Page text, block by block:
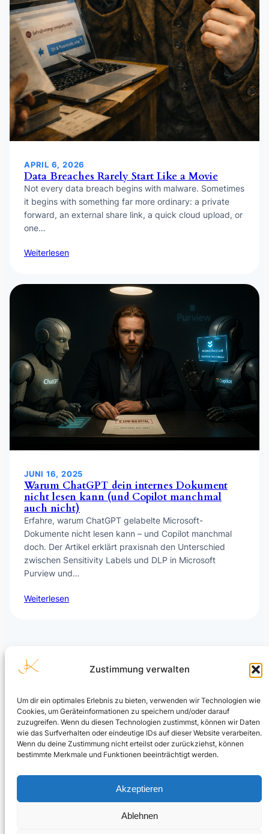
Zustimmung verwalten
Um dir ein optimales Erlebnis zu bieten, verwenden wir Technologien wie
Cookies, um Geräteinformationen zu speichern und/oder darauf
zuzugreifen. Wenn du diesen Technologien zustimmst, können wir Daten
wie das Surfverhalten oder eindeutige IDs auf dieser Website verarbeiten.
Wenn du deine Zustimmung nicht erteilst oder zurückziehst, können
bestimmte Merkmale und Funktionen beeinträchtigt werden.
Akzeptieren
Ablehnen
APRIL 6, 2026
Data Breaches Rarely Start Like a Movie
Not every data breach begins with malware. Sometimes
it begins with something far more ordinary: a private
forward, an external share link, a quick cloud upload, or
one…
Weiterlesen
JUNI 16, 2025
Warum ChatGPT dein internes Dokument
nicht lesen kann (und Copilot manchmal
auch nicht)
Erfahre, warum ChatGPT gelabelte Microsoft-
Dokumente nicht lesen kann – und Copilot manchmal
doch. Der Artikel erklärt praxisnah den Unterschied
zwischen Sensitivity Labels und DLP in Microsoft
Purview und…
Weiterlesen
Julian Kusenberg
Microsoft Purview, Compliance, eDiscovery, Insider Risk
Management, Data Security und AI Governance.
LinkedIn Profil